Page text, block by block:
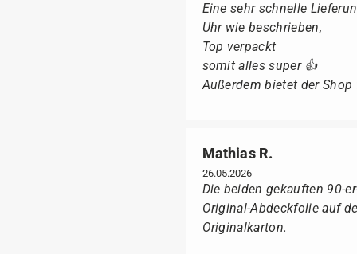
Eine sehr schnelle
Uhr wie beschrieben,
Top verpackt
somit alles super 👍
Außerdem bietet der
Mathias R.
26.05.2026
Die beiden gekauften 90-
Original-Abdeckfolie auf
Originalkarton.